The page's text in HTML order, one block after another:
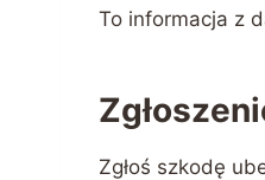
To informacja z
Zgłoś szkodę